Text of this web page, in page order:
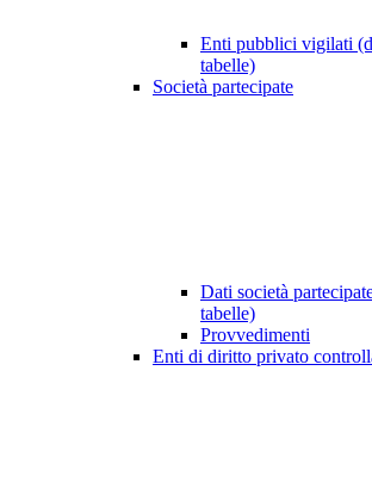
Enti pubblici vigilati
tabelle)
Società partecipate
Dati società
tabelle)
Provvedimenti
Enti di diritto privato